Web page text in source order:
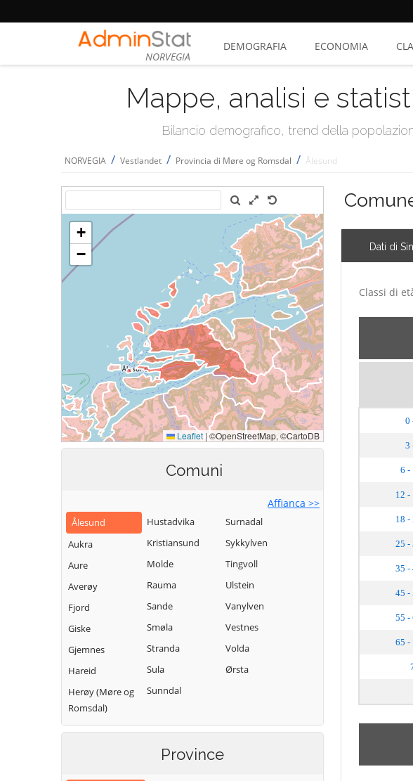
NORVEGIA
DEMOGRAFIA ECONOMIA
Mappe, analisi e
Bilancio demografico, trend della
NORVEGIA / Vestlandet / Provincia di Møre og Romsdal / Ålesund
Comuni
Affianca >>
Ålesund
Aukra
Aure
Averøy
Fjord
Giske
Gjemnes
Hareid
Herøy (Møre og
Romsdal)
Hustadvika
Kristiansund
Molde
Rauma
Sande
Smøla
Stranda
Sula
Sunndal
Surnadal
Sykkylven
Tingvoll
Ulstein
Vanylven
Vestnes
Volda
Ørsta
Province
Dati di
Classi di
0
3
6 -
12 -
18 -
25 -
35 -
45 -
55 -
65 -